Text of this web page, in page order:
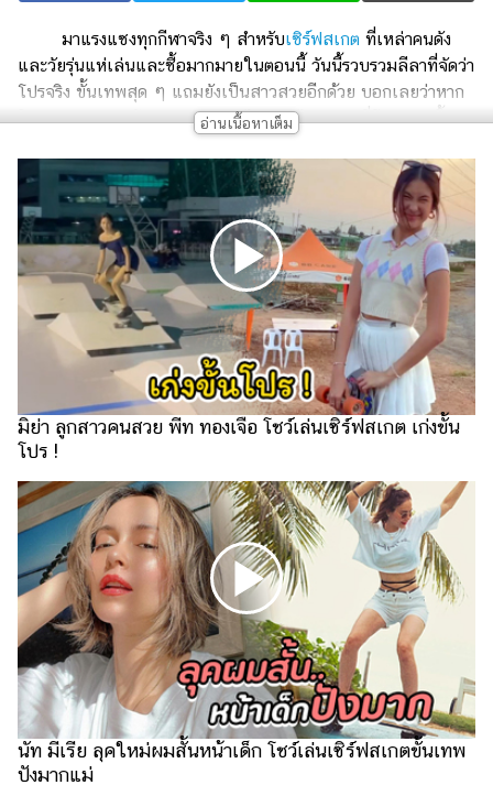
ศึกษา
บันเทิง
ดู
หนัง
Music
Station
ละคร
บันเทิง
ไลฟ์
ไตล์
ดูด
วง
ผู้
หญิง
ผู้ชาย
สุขภาพ
ท่อง
เที่ยว
มาแรงแซงทุกกีฬาจริง ๆ สำหรับเซิร์ฟสเกต ที่เหล่าคนดัง
และวัยรุ่นแห่เล่นและซื้อมากมายในตอนนี้ วันนี้รวบรวมลีลาที่จัดว่า
โปรจริง ขั้นเทพสุด ๆ แถมยังเป็นสาวสวยอีกด้วย บอกเลยว่าหาก
ใครเล่นจนเก่งแล้วมันดูเท่สุด ๆ ไปเลย ไม่แปลกที่กีฬาชนิดนี้จะ
ขอบคุณคลิปจากcool.girl.tt challengek
มิย่า ลูกสาวคนสวย พีท ทองเจือ โชว์เล่นเซิร์ฟสเกต เก่งขั้น
โปร !
นัท มีเรีย ลุคใหม่ผมสั้นหน้าเด็ก โชว์เล่นเซิร์ฟสเกตขั้นเทพ
ปังมากแม่